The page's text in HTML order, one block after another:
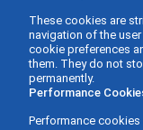
These cookies are
navigation of the
cookie preferences
them. They do not
permanently.
Performance
Performance